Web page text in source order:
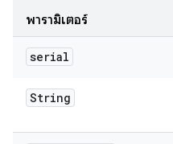
พารามิเตอร์
serial
String